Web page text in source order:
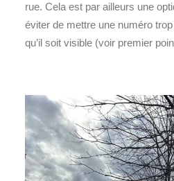
rue. Cela est par ailleurs une
éviter de mettre une numéro
qu’il soit visible (voir premier